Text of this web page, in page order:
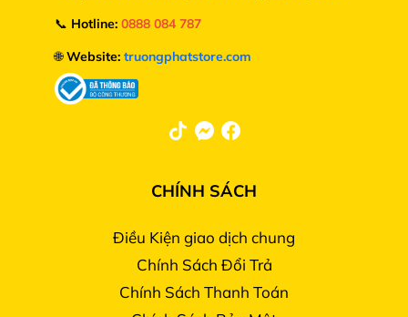
📞 Hotline: 0888 084 787
🌐Website: truongphatstore.com
CHÍNH SÁCH
Điều Kiện giao dịch chung
Chính Sách Đổi Trả
Chính Sách Thanh Toán